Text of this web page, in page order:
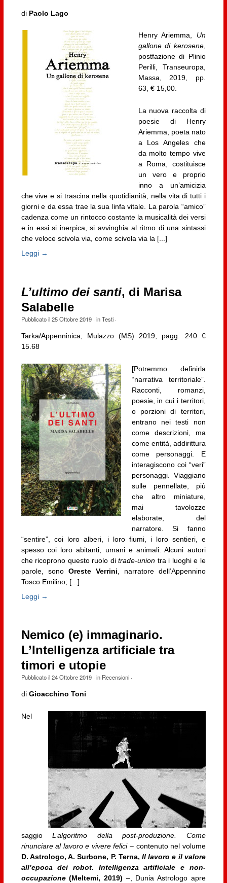
diPaolo Lago
Henry Ariemma, Un
gallone di kerosene,
postfazione di Plinio
Perilli, Transeuropa,
Massa, 2019, pp.
63, € 15,00.
La nuova raccolta di
poesie di Henry
Ariemma, poeta nato
a Los Angeles che
da molto tempo vive
a Roma, costituisce
un vero e proprio
inno a un’amicizia
che vive e si trascina nella quotidianità, nella vita di tutti i
giorni e da essa trae la sua linfa vitale. La parola “amico”
cadenza come un rintocco costante la musicalità dei versi
e in essi si inerpica, si avvinghia al ritmo di una sintassi
che veloce scivola via, come scivola via la [...]
Leggi →
L’ultimo dei santi, di Marisa
Salabelle
Pubblicato il25 Ottobre 2019· inTesti·
Tarka/Appenninica, Mulazzo (MS) 2019, pagg. 240 €
15.68
[Potremmo definirla
“narrativa territoriale”.
Racconti, romanzi,
poesie, in cui i territori,
o porzioni di territori,
entrano nei testi non
come descrizioni, ma
come entità, addirittura
come personaggi. E
interagiscono coi “veri”
personaggi. Viaggiano
sulle pennellate, più
che altro miniature,
mai tavolozze
elaborate, del
narratore. Si fanno
“sentire”, coi loro alberi, i loro fiumi, i loro sentieri, e
spesso coi loro abitanti, umani e animali. Alcuni autori
che ricoprono questo ruolo ditrade-union tra i luoghi e le
parole, sono Oreste Verrini , narratore dell’Appennino
Tosco Emilino; [...]
Leggi →
Nemico (e) immaginario.
L’Intelligenza artificiale tra
timori e utopie
Pubblicato il24 Ottobre 2019· in Recensioni·
di Gioacchino Toni
Nel
saggioL’algoritmo della post-produzione. Come
rinunciare al lavoro e vivere felici– contenuto nel volume
D. Astrologo, A. Surbone, P. Terna, Il lavoro e il valore
all’epoca dei robot. Intelligenza artificiale e non-
occupazione(Meltemi, 2019) –, Dunia Astrologo apre